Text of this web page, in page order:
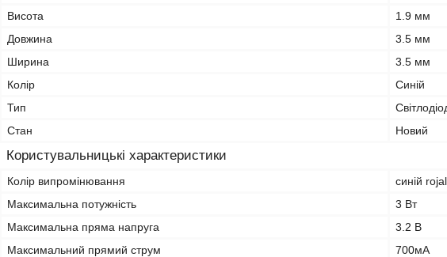
Висота
1.9 мм
Довжина
3.5 мм
Ширина
3.5 мм
Колір
Синій
Тип
Стан
Новий
Користувальницькі характеристики
Колір випромінювання
синій
Максимальна потужність
3 Вт
Максимальна пряма напруга
3.2 В
Максимальний прямий струм
700мА